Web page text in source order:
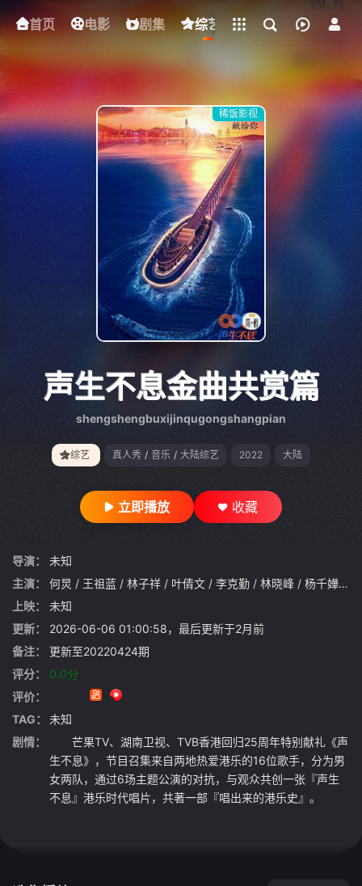
首页 电影 剧集 综艺 动漫 短剧
下载客户端
稀饭影视
声生不息金曲共赏篇
shengshengbuxijinqugongshangpian
综艺 真人秀 / 音乐 / 大陆综艺 2022 大陆
立即播放 收藏
导演：
未知
主演：
何炅 / 王祖蓝 / 林子祥 / 叶倩文 / 李克勤 / 林晓峰 / 杨千嬅 /
上映：
未知
更新：
2026-06-06 01:00:58，最后更新于2月前
备注：
更新至20220424期
评分：
0.0分
评价：
TAG：
未知
剧情：
芒果TV、湖南卫视、TVB香港回归25周年特别献礼《声
生不息》，节目召集来自两地热爱港乐的16位歌手，分为男
女两队，通过6场主题公演的对抗，与观众共创一张『声生
不息』港乐时代唱片，共著一部『唱出来的港乐史』。